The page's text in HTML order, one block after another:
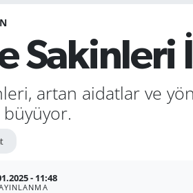
Sakinleri
artan aidatlar ve
- 11:48